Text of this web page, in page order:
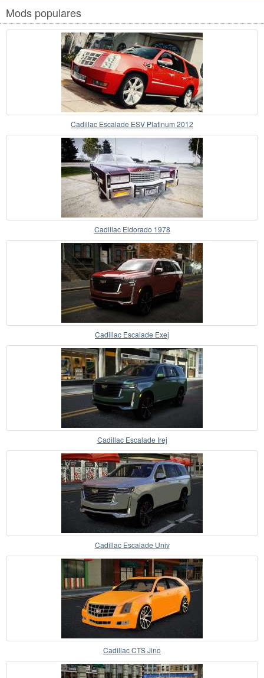
Mods populares
Cadillac Escalade ESV Platinum 2012
Cadillac Eldorado 1978
Cadillac Escalade Exej
Cadillac Escalade Irej
Cadillac Escalade Univ
Cadillac CTS Jino